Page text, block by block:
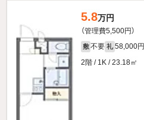
5.8万円
（管理費5,500円）
敷 不要 礼 58,000円
2階 / 1K / 23.18㎡